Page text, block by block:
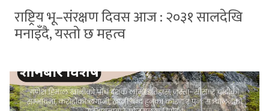
राष्ट्रिय भू–संरक्षण दिवस आज : २०३१ सालदेखि
मनाइँदै, यस्तो छ महत्व